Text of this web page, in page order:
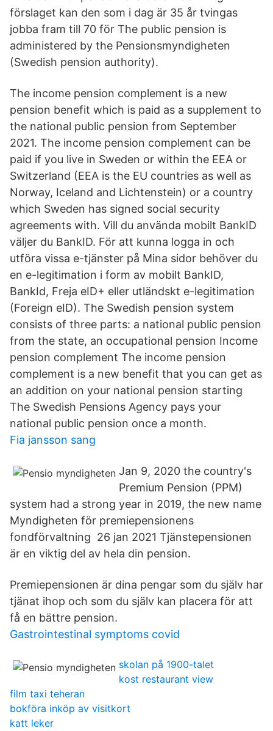
förslaget kan den som i dag är 35 år tvingas
jobba fram till 70 för The public pension is
administered by the Pensionsmyndigheten
(Swedish pension authority).
The income pension complement is a new
pension benefit which is paid as a supplement to
the national public pension from September
2021. The income pension complement can be
paid if you live in Sweden or within the EEA or
Switzerland (EEA is the EU countries as well as
Norway, Iceland and Lichtenstein) or a country
which Sweden has signed social security
agreements with. Vill du använda mobilt BankID
väljer du BankID. För att kunna logga in och
utföra vissa e-tjänster på Mina sidor behöver du
en e-legitimation i form av mobilt BankID,
BankId, Freja eID+ eller utländskt e-legitimation
(Foreign eID). The Swedish pension system
consists of three parts: a national public pension
from the state, an occupational pension Income
pension complement The income pension
complement is a new benefit that you can get as
an addition on your national pension starting
The Swedish Pensions Agency pays your
national public pension once a month.
Fia jansson sang
Jan 9, 2020 the country's
Premium Pension (PPM)
system had a strong year in 2019, the new name
Myndigheten för premiepensionens
fondförvaltning 26 jan 2021 Tjänstepensionen
är en viktig del av hela din pension.
Premiepensionen är dina pengar som du själv har
tjänat ihop och som du själv kan placera för att
få en bättre pension.
Gastrointestinal symptoms covid
skolan på 1900-talet
kost restaurant view
film taxi teheran
bokföra inköp av visitkort
katt leker